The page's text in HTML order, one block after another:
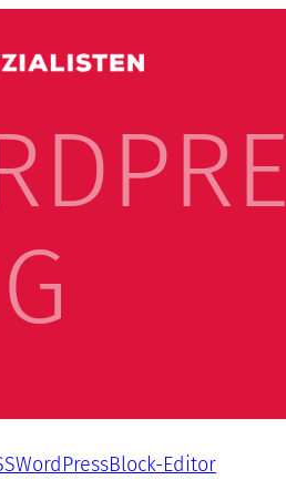
WordPressBlock-Editor